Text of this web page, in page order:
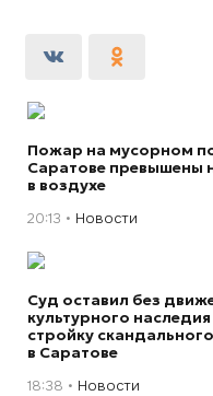
Пожар на мусорном
Саратове превышены
в воздухе
20:13 Новости
Суд оставил без
культурного
стройку
в Саратове
18:38 Новости